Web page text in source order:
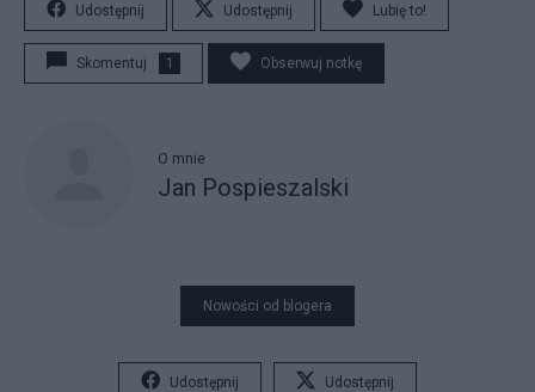
Udostępnij Udostępnij Lubię to!
Skomentuj 1 Obserwuj notkę
O mnie
Jan Pospieszalski
Nowości od blogera
Udostępnij Udostępnij